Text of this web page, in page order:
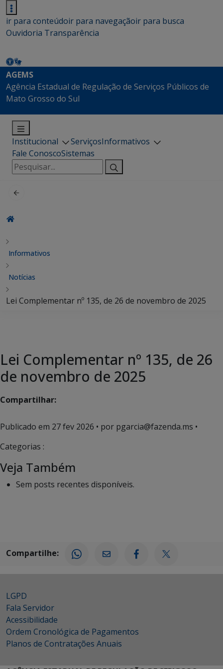
ir para conteúdoir para navegaçãoir para busca
Ouvidoria Transparência
AGEMS
Agência Estadual de Regulação de Serviços Públicos de
Mato Grosso do Sul
Institucional ServiçosInformativos
Fale ConoscoSistemas
Pesquisar
por:
Informativos
Notícias
Lei Complementar nº 135, de 26 de novembro de 2025
Lei Complementar nº 135, de 26
de novembro de 2025
Compartilhar:
Publicado em 27 fev 2026 • por pgarcia@fazenda.ms •
Categorias :
Veja Também
Sem posts recentes disponíveis.
Compartilhe:
LGPD
Fala Servidor
Acessibilidade
Ordem Cronológica de Pagamentos
Planos de Contratações Anuais